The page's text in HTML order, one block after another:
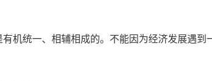
统一、相辅相成的。不能因为经济发展遇到